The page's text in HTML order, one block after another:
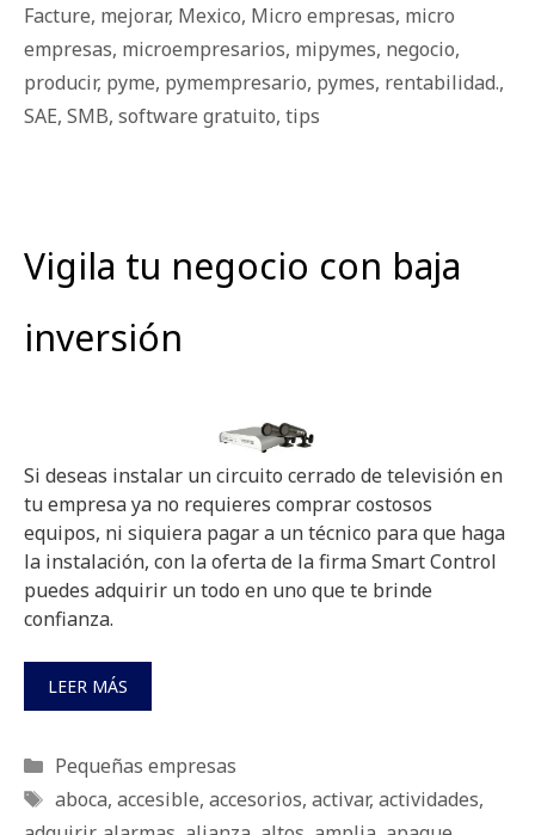
Facture, mejorar, Mexico, Micro empresas, micro
empresas, microempresarios, mipymes, negocio,
producir, pyme, pymempresario, pymes, rentabilidad.,
SAE, SMB, software gratuito, tips
Vigila tu negocio con baja
inversión
Si deseas instalar un circuito cerrado de televisión en
tu empresa ya no requieres comprar costosos
equipos, ni siquiera pagar a un técnico para que haga
la instalación, con la oferta de la firma Smart Control
puedes adquirir un todo en uno que te brinde
confianza.
LEER MÁS
Categorías
Pequeñas empresas
Etiquetas
aboca, accesible, accesorios, activar, actividades,